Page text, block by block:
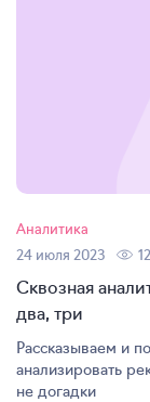
Аналитика
24 июля 2023
Сквозная
два, три
Рассказываем и
анализировать
не догадки